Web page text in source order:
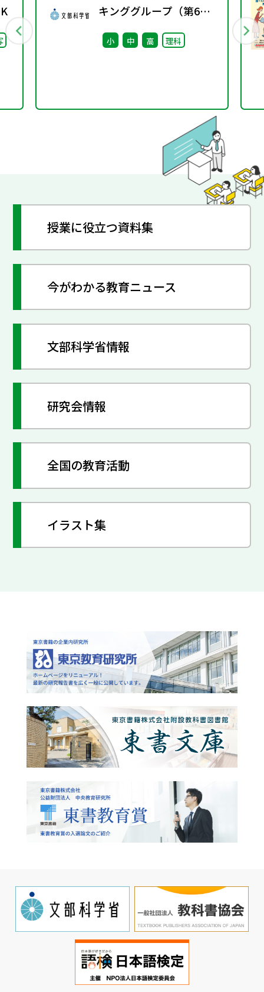
キンググループ（第6
回） 配付資料 ※算
数・数学ワーキンググル
小 中 高 理科
授業に役立つ資料集
今がわかる教育ニュース
文部科学省情報
研究会情報
全国の教育活動
イラスト集